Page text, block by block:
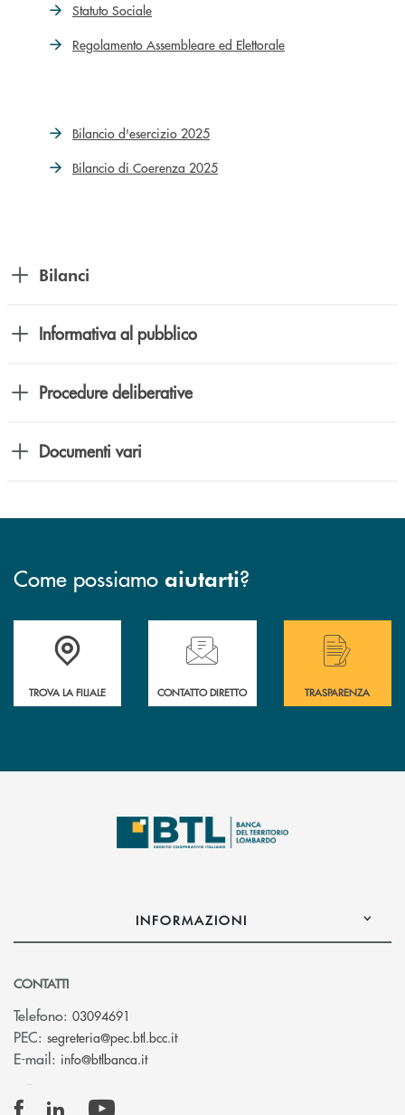
Statuto Sociale
Regolamento Assembleare ed Elettorale
Bilancio d'esercizio 2025
Bilancio di Coerenza 2025
Bilanci
Informativa al pubblico
Procedure deliberative
Documenti vari
Come possiamo aiutarti?
Accedi all' elenco completo delle filiali .
TROVA LA FILIALE
Hai bisogno di assistenza immediata?
CONTATTO DIRETTO
Hai bisogno di
TRASPARENZA
INFORMAZIONI
CONTATTI
Telefono: 03094691
PEC: segreteria@pec.btl.bcc.it(si apre l’app di posta elettronica)
E-mail: info@btlbanca.it(si apre l’app di posta elettronica)